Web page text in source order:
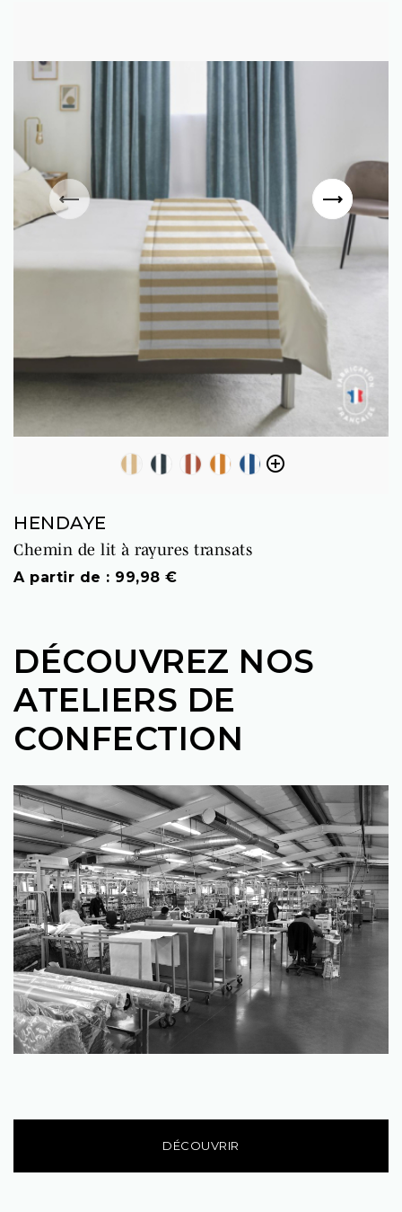
SABLEMARINETERRACOTTA
SAFRANBLEU ELECTRIQUE

HENDAYE
Chemin de lit à rayures transats
Prix
A partir de : 99,98 €
DÉCOUVREZ NOS
ATELIERS DE
CONFECTION
DÉCOUVRIR